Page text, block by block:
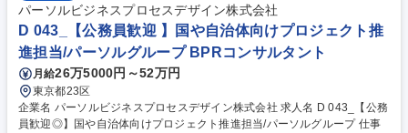
部署との連携による事業承継やM&A、不動産管理など多様なソリューショ
ンの提供にも力を入れています。自由な商品組成や提案ができるため、お
客さまのニーズに寄り添った提案ができることも当社ならではのやりがい
を感じて頂けるポイントの1つです。 募集職種 【営業】個人向け金融商品
の提案 *第二新卒/未経験歓迎/配属エリア指定可*
パーソルビジネスプロセスデザイン株式会社
D 043_【公務員歓迎 】国や自治体向けプロジェクト推
進担当/パーソルグループ BPRコンサルタント
月給26万5000円～52万円
東京都23区
企業名 パーソルビジネスプロセスデザイン株式会社 求人名 D 043_【公務
員歓迎◎】国や自治体向けプロジェクト推進担当/パーソルグループ 仕事